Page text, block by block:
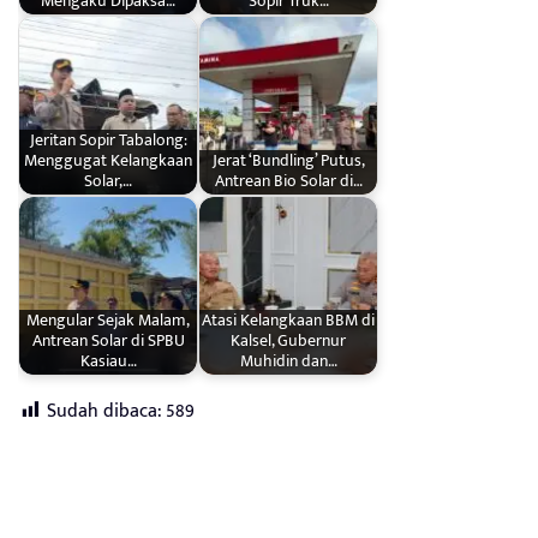
Jeritan Sopir Tabalong:
Menggugat Kelangkaan
Solar,…
Jerat ‘Bundling’ Putus,
Antrean Bio Solar di…
Mengular Sejak Malam,
Antrean Solar di SPBU
Kasiau…
Atasi Kelangkaan BBM di
Kalsel, Gubernur
Muhidin dan…
Sudah dibaca:589